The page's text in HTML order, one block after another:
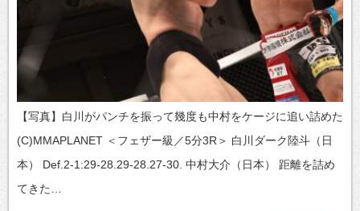
【写真】白川がパンチを振って幾度も中村をケージに追い詰めた
(C)MMAPLANET ＜フェザー級／5分3R＞ 白川ダーク陸斗（日
本） Def.2-1:29-28.29-28.27-30. 中村大介（日本） 距離を詰め
てきた…